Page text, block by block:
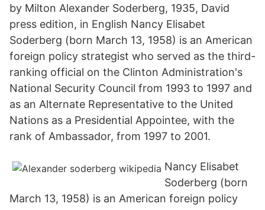
by Milton Alexander Soderberg, 1935, David
press edition, in English Nancy Elisabet
Soderberg (born March 13, 1958) is an American
foreign policy strategist who served as the third-
ranking official on the Clinton Administration's
National Security Council from 1993 to 1997 and
as an Alternate Representative to the United
Nations as a Presidential Appointee, with the
rank of Ambassador, from 1997 to 2001.
Nancy Elisabet
Soderberg (born
March 13, 1958) is an American foreign policy